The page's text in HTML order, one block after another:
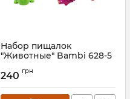
Набор пищалок
"Животные" Bambi 628-5
Артикул:
240 грн